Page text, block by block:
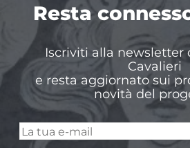
Resta
Iscriviti alla newsletter
Cavalieri
e resta aggiornato sui
novità del